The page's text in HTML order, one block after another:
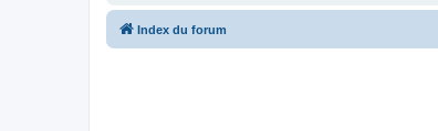
Index du forum